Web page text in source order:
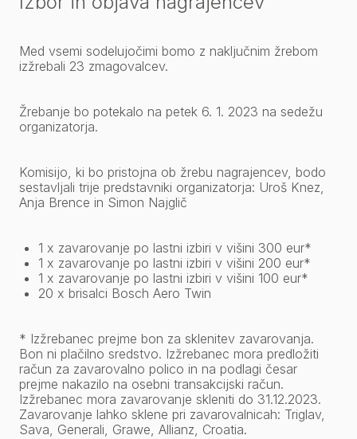
Med vsemi sodelujočimi bomo z naključnim žrebom
izžrebali 23 zmagovalcev.
Žrebanje bo potekalo na petek 6. 1. 2023 na sedežu
organizatorja.
Komisijo, ki bo pristojna ob žrebu nagrajencev, bodo
sestavljali trije predstavniki organizatorja: Uroš Knez,
Anja Brence in Simon Najglič
1 x zavarovanje po lastni izbiri v višini 300 eur*
1 x zavarovanje po lastni izbiri v višini 200 eur*
1 x zavarovanje po lastni izbiri v višini 100 eur*
20 x brisalci Bosch Aero Twin
* Izžrebanec prejme bon za sklenitev zavarovanja.
Bon ni plačilno sredstvo. Izžrebanec mora predložiti
račun za zavarovalno polico in na podlagi česar
prejme nakazilo na osebni transakcijski račun.
Izžrebanec mora zavarovanje skleniti do 31.12.2023.
Zavarovanje lahko sklene pri zavarovalnicah: Triglav,
Sava, Generali, Grawe, Allianz, Croatia.